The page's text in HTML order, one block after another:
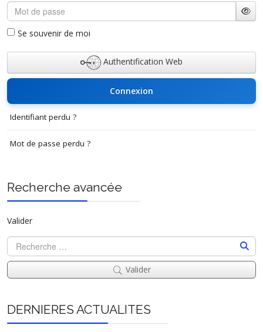
Mot de passe
Se souvenir de moi
Authentification Web
Connexion
Identifiant perdu ?
Mot de passe perdu ?
Recherche avancée
Valider
Valider
DERNIERES ACTUALITES